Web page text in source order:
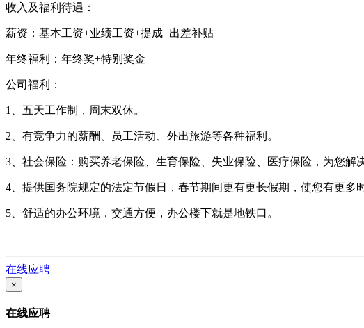
收入及福利待遇：
薪资：基本工资+业绩工资+提成+出差补贴
年终福利：年终奖+特别奖金
公司福利：
1、五天工作制，周末双休。
2、有竞争力的薪酬、员工活动、外出旅游等各种福利。
3、社会保险：购买养老保险、生育保险、失业保险、医疗保险，为您解
4、提供国务院规定的法定节假日，春节期间更有更长假期，使您有更多
5、舒适的办公环境，交通方便，办公楼下就是地铁口。
在线应聘
×
在线应聘